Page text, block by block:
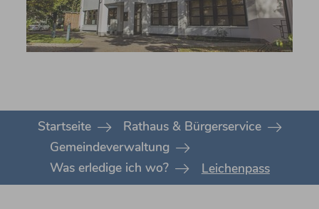
You are here:Startseite
Rathaus & Bürgerservice
Gemeindeverwaltung
Was erledige ich wo?
Leichenpass